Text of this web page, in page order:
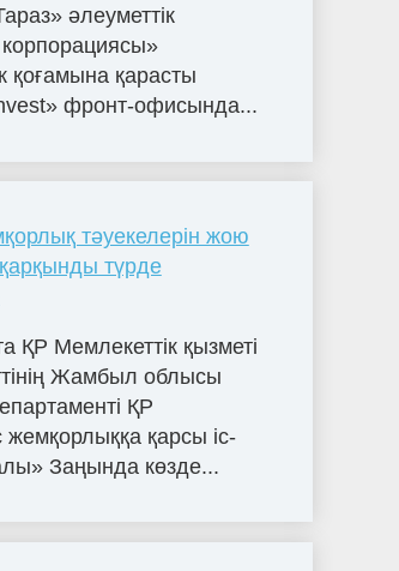
әлеуметтік
корпорациясы»
қоғамына қарасты
фронт-офисында...
тәуекелерін жою
түрде
ҚР Мемлекеттік қызметі
Жамбыл облысы
ҚР
қарсы іс-
Заңында көзде...